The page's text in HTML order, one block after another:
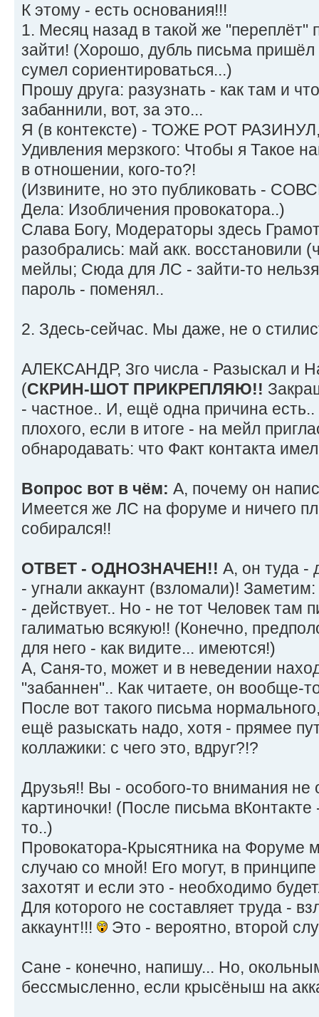
К этому - есть основания!!!
1. Месяц назад в такой же "переплёт"
зайти! (Хорошо, дубль письма пришёл
сумел сориентироваться...)
Прошу друга: разузнать - как там и
забаннили, вот, за это...
Я (в контексте) - ТОЖЕ РОТ
Удивления мерзкого: Чтобы я Такое
в отношении, кого-то?!
(Извините, но это публиковать -
Дела: Изобличения провокатора..)
Слава Богу, Модераторы здесь
разобрались: май акк. восстановили
мейлы; Сюда для ЛС - зайти-то
пароль - поменял..
2. Здесь-сейчас. Мы даже, не о
АЛЕКСАНДР, 3го числа - Разыскал и
(СКРИН-ШОТ ПРИКРЕПЛЯЮ!!
- частное.. И, ещё одна причина есть..
плохого, если в итоге - на мейл
обнародавать: что Факт контакта
Вопрос вот в чём: А, почему он
Имеется же ЛС на форуме и ничего
собирался!!
ОТВЕТ - ОДНОЗНАЧЕН!! А, он туда -
- угнали аккаунт (взломали)!
- действует.. Но - не тот Человек там
галиматью всякую!! (Конечно,
для него - как видите... имеются!)
А, Саня-то, может и в неведении
"забаннен".. Как читаете, он вообще-
После вот такого письма
ещё разыскать надо, хотя - прямее
коллажики: с чего это, вдруг?!?
Друзья!! Вы - особого-то внимания не
картиночки! (После письма
то..)
Провокатора-Крысятника на Форуме
случаю со мной! Его могут, в
захотят и если это - необходимо
Для которого не составляет труда -
аккаунт!!!
Это - вероятно, второй
Сане - конечно, напишу... Но,
бессмысленно, если крысёныш на